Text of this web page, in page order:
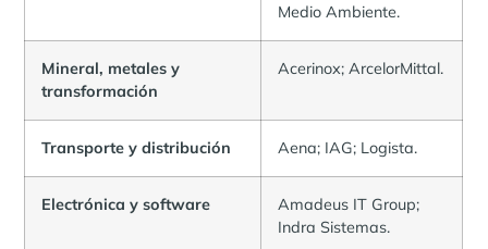
Medio Ambiente.
Mineral, metales y
transformación
Acerinox; ArcelorMittal.
Transporte y distribución Aena; IAG; Logista.
Electrónica y software
Amadeus IT Group;
Indra Sistemas.